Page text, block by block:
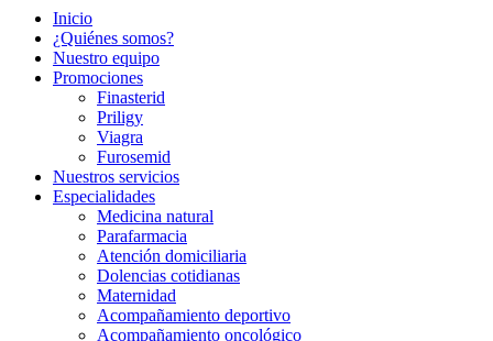
Inicio
¿Quiénes somos?
Nuestro equipo
Promociones
Finasterid
Priligy
Viagra
Furosemid
Nuestros servicios
Especialidades
Medicina natural
Parafarmacia
Atención domiciliaria
Dolencias cotidianas
Maternidad
Acompañamiento deportivo
Acompañamiento oncológico